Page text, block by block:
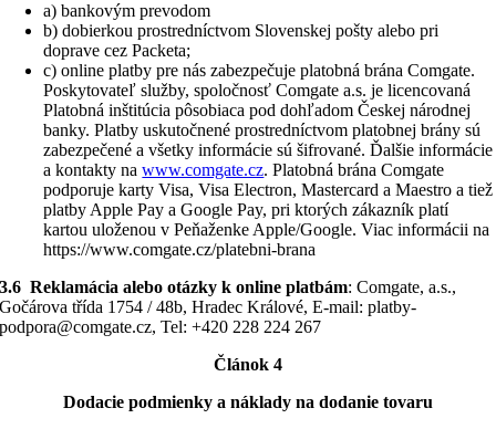
a) bankovým prevodom
b) dobierkou prostredníctvom Slovenskej pošty alebo pri
doprave cez Packeta;
c) online platby pre nás zabezpečuje platobná brána Comgate.
Poskytovateľ služby, spoločnosť Comgate a.s. je licencovaná
Platobná inštitúcia pôsobiaca pod dohľadom Českej národnej
banky. Platby uskutočnené prostredníctvom platobnej brány sú
zabezpečené a všetky informácie sú šifrované. Ďalšie informácie
a kontakty nawww.comgate.cz. Platobná brána Comgate
podporuje karty Visa, Visa Electron, Mastercard a Maestro a tiež
platby Apple Pay a Google Pay, pri ktorých zákazník platí
kartou uloženou v Peňaženke Apple/Google. Viac informácii na
https://www.comgate.cz/platebni-brana
3.6 Reklamácia alebo otázky k online platbám: Comgate, a.s.,
Gočárova třída 1754 / 48b, Hradec Králové, E-mail: platby-
podpora@comgate.cz, Tel: +420 228 224 267
Článok 4
Dodacie podmienky a náklady na dodanie tovaru